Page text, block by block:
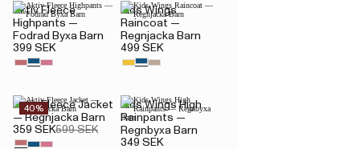
Aktiv Fleece
Highpants —
Fodrad Byxa Barn
399 SEK
Kids Wings
Raincoat —
Regnjacka Barn
499 SEK
40%
Aktiv Fleece Jacket
— Regnjacka Barn
359 SEK599 SEK
Kids Wings High
Rainpants —
Regnbyxa Barn
349 SEK